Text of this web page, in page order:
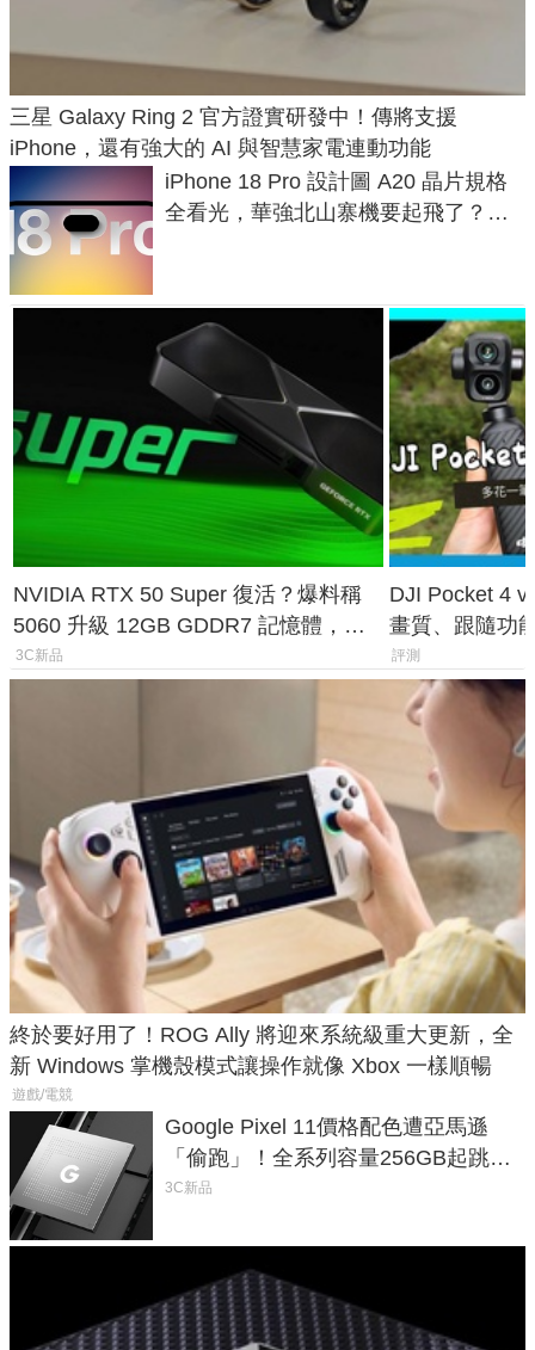
三星 Galaxy Ring 2 官方證實研發中！傳將支援
iPhone，還有強大的 AI 與智慧家電連動功能
iPhone 18 Pro 設計圖 A20 晶片規格
全看光，華強北山寨機要起飛了？專
NVIDIA RTX 50 Super 復活？爆料稱
5060 升級 12GB GDDR7 記憶體，這
次規格終於不擠牙膏
3C新品
DJI Pocket 4
畫質、跟隨功
一次看懂兩台
評測
終於要好用了！ROG Ally 將迎來系統級重大更新，全
新 Windows 掌機殼模式讓操作就像 Xbox 一樣順暢
遊戲/電競
Google Pixel 11價格配色遭亞馬遜
「偷跑」！全系列容量256GB起跳、
頂規摺疊機價位逼近7萬
3C新品